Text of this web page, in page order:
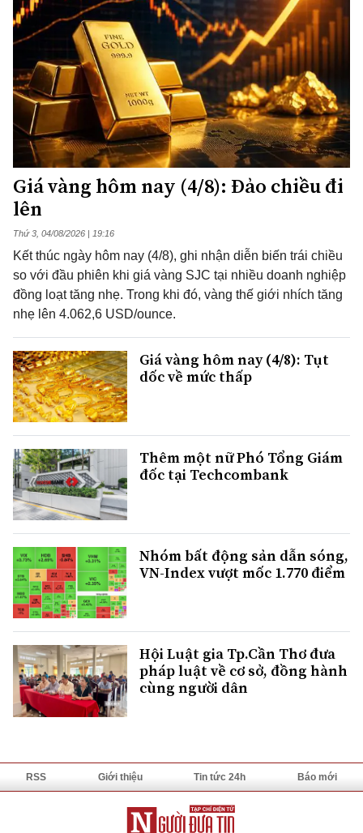
Giá vàng hôm nay (4/8): Đảo chiều đi
lên
Thứ 3, 04/08/2026 | 19:16
Kết thúc ngày hôm nay (4/8), ghi nhận diễn biến trái chiều
so với đầu phiên khi giá vàng SJC tại nhiều doanh nghiệp
đồng loạt tăng nhẹ. Trong khi đó, vàng thế giới nhích tăng
nhẹ lên 4.062,6 USD/ounce.
Giá vàng hôm nay (4/8): Tụt
dốc về mức thấp
Thêm một nữ Phó Tổng Giám
đốc tại Techcombank
Nhóm bất động sản dẫn sóng,
VN-Index vượt mốc 1.770 điểm
Hội Luật gia Tp.Cần Thơ đưa
pháp luật về cơ sở, đồng hành
cùng người dân
RSS Giới thiệu Tin tức 24h Báo mới